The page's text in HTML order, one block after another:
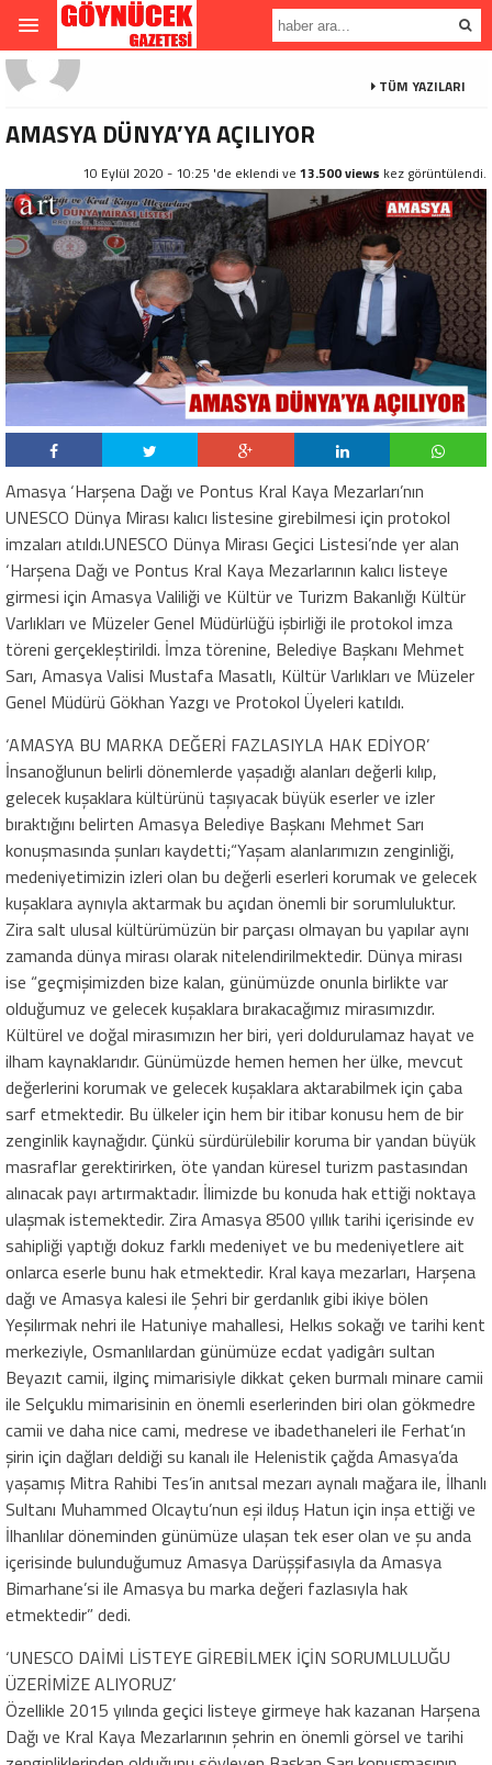
TÜM YAZILARI
AMASYA DÜNYA’YA AÇILIYOR
10 Eylül 2020 - 10:25 'de eklendi ve 13.500 views kez görüntülendi.
Amasya ‘Harşena Dağı ve Pontus Kral Kaya Mezarları’nın
UNESCO Dünya Mirası kalıcı listesine girebilmesi için protokol
imzaları atıldı.UNESCO Dünya Mirası Geçici Listesi’nde yer alan
‘Harşena Dağı ve Pontus Kral Kaya Mezarlarının kalıcı listeye
girmesi için Amasya Valiliği ve Kültür ve Turizm Bakanlığı Kültür
Varlıkları ve Müzeler Genel Müdürlüğü işbirliği ile protokol imza
töreni gerçekleştirildi. İmza törenine, Belediye Başkanı Mehmet
Sarı, Amasya Valisi Mustafa Masatlı, Kültür Varlıkları ve Müzeler
Genel Müdürü Gökhan Yazgı ve Protokol Üyeleri katıldı.
‘AMASYA BU MARKA DEĞERİ FAZLASIYLA HAK EDİYOR’
İnsanoğlunun belirli dönemlerde yaşadığı alanları değerli kılıp,
gelecek kuşaklara kültürünü taşıyacak büyük eserler ve izler
bıraktığını belirten Amasya Belediye Başkanı Mehmet Sarı
konuşmasında şunları kaydetti;“Yaşam alanlarımızın zenginliği,
medeniyetimizin izleri olan bu değerli eserleri korumak ve gelecek
kuşaklara aynıyla aktarmak bu açıdan önemli bir sorumluluktur.
Zira salt ulusal kültürümüzün bir parçası olmayan bu yapılar aynı
zamanda dünya mirası olarak nitelendirilmektedir. Dünya mirası
ise “geçmişimizden bize kalan, günümüzde onunla birlikte var
olduğumuz ve gelecek kuşaklara bırakacağımız mirasımızdır.
Kültürel ve doğal mirasımızın her biri, yeri doldurulamaz hayat ve
ilham kaynaklarıdır. Günümüzde hemen hemen her ülke, mevcut
değerlerini korumak ve gelecek kuşaklara aktarabilmek için çaba
sarf etmektedir. Bu ülkeler için hem bir itibar konusu hem de bir
zenginlik kaynağıdır. Çünkü sürdürülebilir koruma bir yandan büyük
masraflar gerektirirken, öte yandan küresel turizm pastasından
alınacak payı artırmaktadır. İlimizde bu konuda hak ettiği noktaya
ulaşmak istemektedir. Zira Amasya 8500 yıllık tarihi içerisinde ev
sahipliği yaptığı dokuz farklı medeniyet ve bu medeniyetlere ait
onlarca eserle bunu hak etmektedir. Kral kaya mezarları, Harşena
dağı ve Amasya kalesi ile Şehri bir gerdanlık gibi ikiye bölen
Yeşilırmak nehri ile Hatuniye mahallesi, Helkıs sokağı ve tarihi kent
merkeziyle, Osmanlılardan günümüze ecdat yadigârı sultan
Beyazıt camii, ilginç mimarisiyle dikkat çeken burmalı minare camii
ile Selçuklu mimarisinin en önemli eserlerinden biri olan gökmedre
camii ve daha nice cami, medrese ve ibadethaneleri ile Ferhat’ın
şirin için dağları deldiği su kanalı ile Helenistik çağda Amasya’da
yaşamış Mitra Rahibi Tes’in anıtsal mezarı aynalı mağara ile, İlhanlı
Sultanı Muhammed Olcaytu’nun eşi ilduş Hatun için inşa ettiği ve
İlhanlılar döneminden günümüze ulaşan tek eser olan ve şu anda
içerisinde bulunduğumuz Amasya Darüşşifasıyla da Amasya
Bimarhane’si ile Amasya bu marka değeri fazlasıyla hak
etmektedir” dedi.
‘UNESCO DAİMİ LİSTEYE GİREBİLMEK İÇİN SORUMLULUĞU
ÜZERİMİZE ALIYORUZ’
Özellikle 2015 yılında geçici listeye girmeye hak kazanan Harşena
Dağı ve Kral Kaya Mezarlarının şehrin en önemli görsel ve tarihi